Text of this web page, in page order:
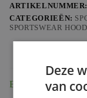
ARTIKELNUMMER:
CATEGORIEËN:
SPORTSWEAR
Beschrijving
Deze
van